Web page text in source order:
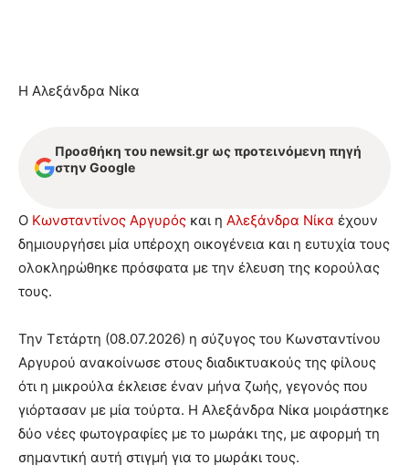
H Aλεξάνδρα Νίκα
Προσθήκη του newsit.gr ως προτεινόμενη πηγή
στην Google
Ο Κωνσταντίνος Αργυρός και η Αλεξάνδρα Νίκα έχουν
δημιουργήσει μία υπέροχη οικογένεια και η ευτυχία τους
ολοκληρώθηκε πρόσφατα με την έλευση της κορούλας
τους.
Την Τετάρτη (08.07.2026) η σύζυγος του Κωνσταντίνου
Αργυρού ανακοίνωσε στους διαδικτυακούς της φίλους
ότι η μικρούλα έκλεισε έναν μήνα ζωής, γεγονός που
γιόρτασαν με μία τούρτα. Η Αλεξάνδρα Νίκα μοιράστηκε
δύο νέες φωτογραφίες με το μωράκι της, με αφορμή τη
σημαντική αυτή στιγμή για το μωράκι τους.